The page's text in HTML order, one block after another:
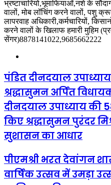
भ्रष्टाचारियो,भूमाफियाओं,नशे के
वालों, मोब लॉचिंग करने वालों, पशु
लापरवाह अधिकारी,कर्मचारियों,
करने वालों के खिलाफ हमारी मुहिम
सेंगर)8878141022,9685662222
पंडित दीनदयाल
श्रद्धासुमन अर्पित
दीनदयाल उपाध्याय की
किए श्रद्धासुमन पुरंदर
सुशासन का आधार
पीएमश्री भरत देवांगन
वार्षिक उत्सव में उमड़ा